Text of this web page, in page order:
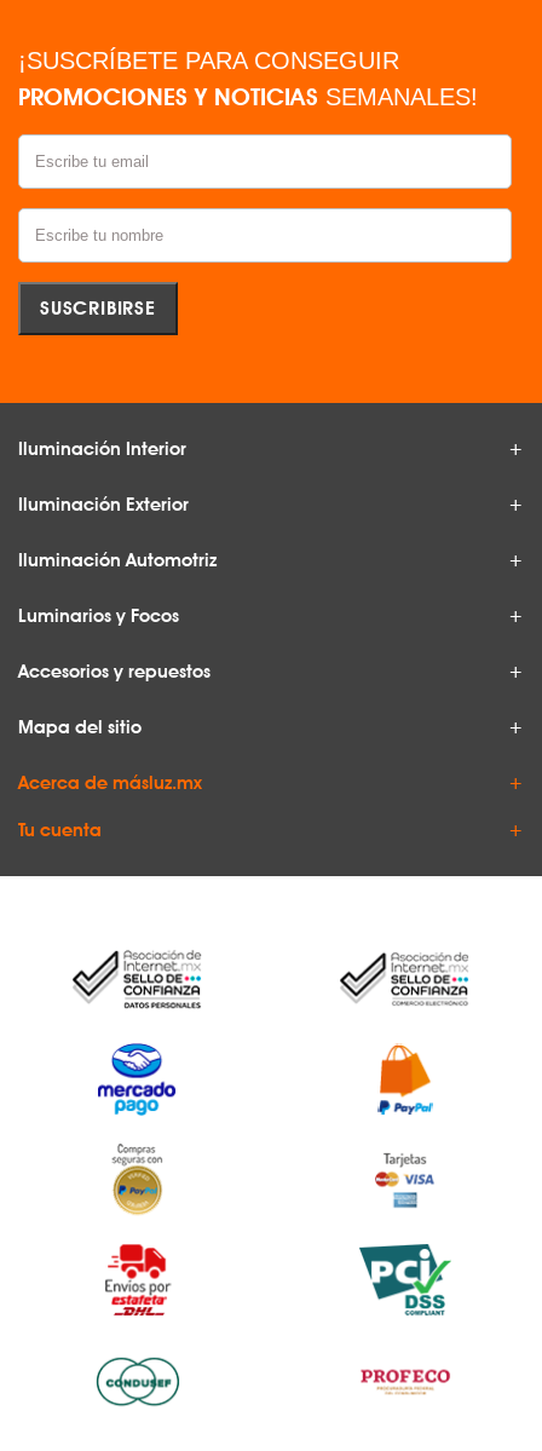
¡SUSCRÍBETE PARA CONSEGUIR
PROMOCIONES Y NOTICIAS SEMANALES!
Iluminación Interior
Iluminación Exterior
Iluminación Automotriz
Luminarios y Focos
Accesorios y repuestos
Mapa del sitio
Acerca de másluz.mx
Tu cuenta